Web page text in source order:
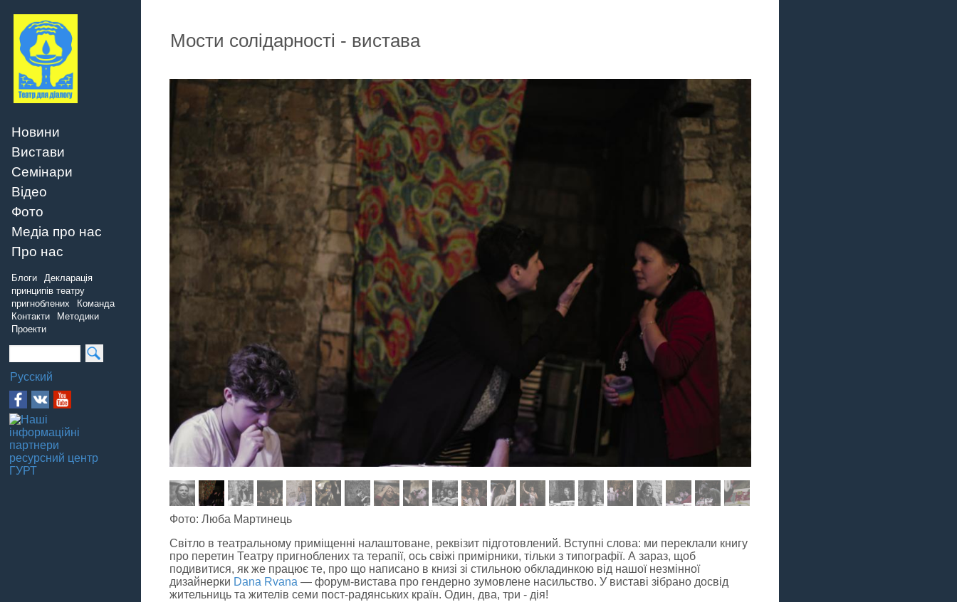
Новини
Вистави
Семінари
Відео
Фото
Медіа про нас
Про нас
Блоги
Декларація
принципів театру
пригноблених
Команда
Контакти
Методики
Проекти
Русский
Мости солідарності - вистава
Фото: Люба Мартинець
Світло в театральному приміщенні налаштоване, реквізит підготовлений. Вступні слова: ми переклали книгу
про перетин Театру пригноблених та терапії, ось свіжі примірники, тільки з типографії. А зараз, щоб
подивитися, як же працює те, про що написано в книзі зі стильною обкладинкою від нашої незмінної
дизайнерки Dana Rvana — форум-вистава про гендерно зумовлене насильство. У виставі зібрано досвід
жительниць та жителів семи пост-радянських країн. Один, два, три - дія!